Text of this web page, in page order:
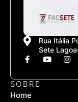
Rua Itália
Sete
F
a
e
b
o
Y
t
I
n
t
SOBRE
Home